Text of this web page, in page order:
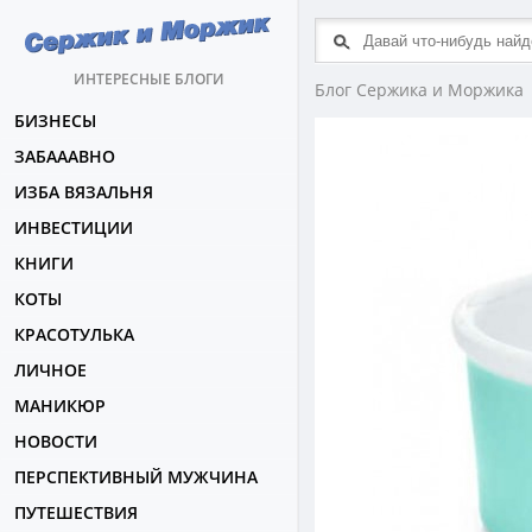
ИНТЕРЕСНЫЕ БЛОГИ
БИЗНЕСЫ
ЗАБАААВНО
ИЗБА ВЯЗАЛЬНЯ
ИНВЕСТИЦИИ
КНИГИ
КОТЫ
КРАСОТУЛЬКА
ЛИЧНОЕ
МАНИКЮР
НОВОСТИ
ПЕРСПЕКТИВНЫЙ МУЖЧИНА
ПУТЕШЕСТВИЯ
Блог Сержика и Моржика